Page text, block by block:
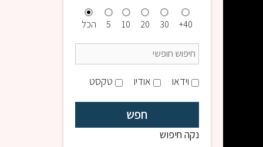
הכל 5 10 20 30 40+
וידאו אודיו טקסט
נקה חיפוש